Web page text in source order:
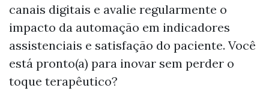
canais digitais e avalie regularmente o
impacto da automação em indicadores
assistenciais e satisfação do paciente. Você
está pronto(a) para inovar sem perder o
toque terapêutico?